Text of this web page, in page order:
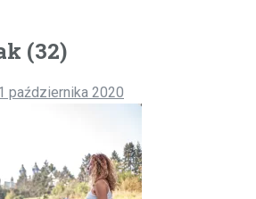
(32)
października 2020